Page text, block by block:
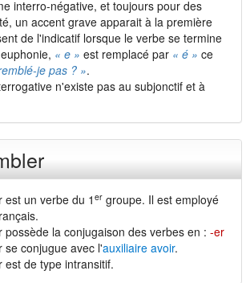
interro-négative, et toujours pour des
un accent grave apparait à la première
de l'indicatif lorsque le verbe se termine
« e » est remplacé par « é » ce
je pas ? ».
n'existe pas au subjonctif et à
est un verbe du 1 er groupe. Il est employé
possède la conjugaison des verbes en : -er
se conjugue avec l'auxiliaire avoir.
est de type intransitif.